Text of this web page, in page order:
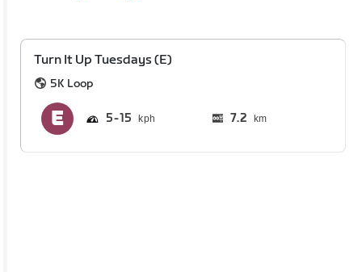
Turn It Up Tuesdays (E)
5K Loop
5 15 7.2 km